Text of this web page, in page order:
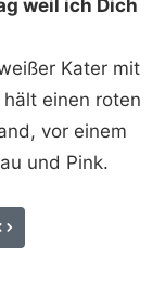
weil ich Dich
Kater mit
einen roten
vor einem
und Pink.
Code